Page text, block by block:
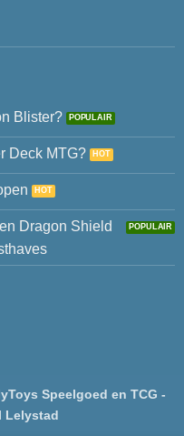
Blister?
Deck MTG?
Dragon Shield
Speelgoed en TCG -
Lelystad